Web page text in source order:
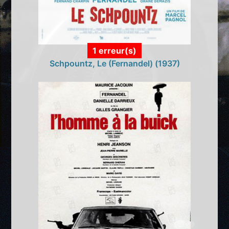
1 erreur(s)
Schpountz, Le (Fernandel) (1937)